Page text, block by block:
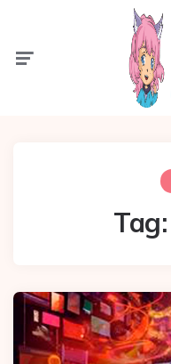
Tag: